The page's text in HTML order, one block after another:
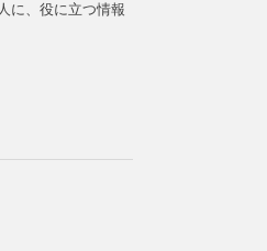
に、役に立つ情報